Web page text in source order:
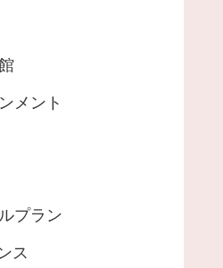
メント
プラン
ス